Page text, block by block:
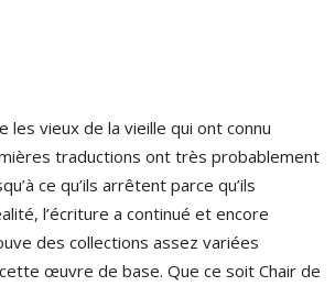
les vieux de la vieille qui ont connu
traductions ont très probablement
ce qu’ils arrêtent parce qu’ils
l’écriture a continué et encore
des collections assez variées
œuvre de base. Que ce soit Chair de